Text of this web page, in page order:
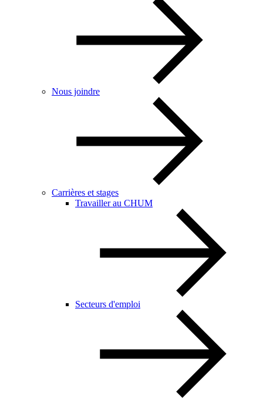
Nous joindre
Carrières et stages
Travailler au CHUM
Secteurs d'emploi